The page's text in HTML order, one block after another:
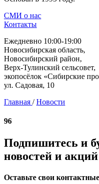
СМИ о нас
Контакты
Ежедневно 10:00-19:00
Новосибирская область,
Новосибирский район,
Верх-Тулинский сельсовет,
экопосёлок «Сибирские
ул. Садовая, 10
Главная / Новости
96
Подпишитесь и
новостей и акций
Оставьте свои